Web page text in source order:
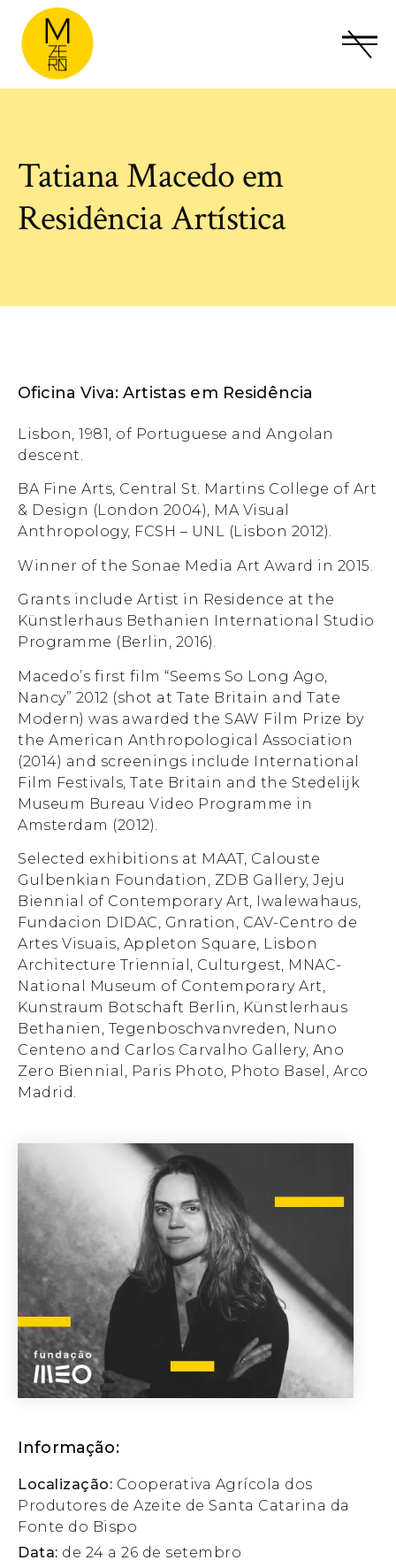
Tatiana Macedo em
Residência Artística
Oficina Viva: Artistas em Residência
Lisbon, 1981, of Portuguese and Angolan
descent.
BA Fine Arts, Central St. Martins College of Art
& Design (London 2004), MA Visual
Anthropology, FCSH – UNL (Lisbon 2012).
Winner of the Sonae Media Art Award in 2015.
Grants include Artist in Residence at the
Künstlerhaus Bethanien International Studio
Programme (Berlin, 2016).
Macedo’s first film “Seems So Long Ago,
Nancy” 2012 (shot at Tate Britain and Tate
Modern) was awarded the SAW Film Prize by
the American Anthropological Association
(2014) and screenings include International
Film Festivals, Tate Britain and the Stedelijk
Museum Bureau Video Programme in
Amsterdam (2012).
Selected exhibitions at MAAT, Calouste
Gulbenkian Foundation, ZDB Gallery, Jeju
Biennial of Contemporary Art, Iwalewahaus,
Fundacion DIDAC, Gnration, CAV-Centro de
Artes Visuais, Appleton Square, Lisbon
Architecture Triennial, Culturgest, MNAC-
National Museum of Contemporary Art,
Kunstraum Botschaft Berlin, Künstlerhaus
Bethanien, Tegenboschvanvreden, Nuno
Centeno and Carlos Carvalho Gallery, Ano
Zero Biennial, Paris Photo, Photo Basel, Arco
Madrid.
Informação:
Localização: Cooperativa Agrícola dos
Produtores de Azeite de Santa Catarina da
Fonte do Bispo
Data: de 24 a 26 de setembro